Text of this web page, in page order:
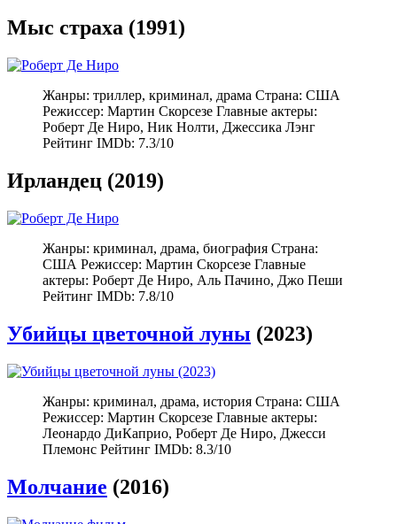
Мыс страха (1991)
Жанры: триллер, криминал, драма Страна: США
Режиссер: Мартин Скорсезе Главные актеры:
Роберт Де Ниро, Ник Нолти, Джессика Лэнг
Рейтинг IMDb: 7.3/10
Ирландец (2019)
Жанры: криминал, драма, биография Страна:
США Режиссер: Мартин Скорсезе Главные
актеры: Роберт Де Ниро, Аль Пачино, Джо Пеши
Рейтинг IMDb: 7.8/10
Убийцы цветочной луны (2023)
Жанры: криминал, драма, история Страна: США
Режиссер: Мартин Скорсезе Главные актеры:
Леонардо ДиКаприо, Роберт Де Ниро, Джесси
Племонс Рейтинг IMDb: 8.3/10
Молчание (2016)